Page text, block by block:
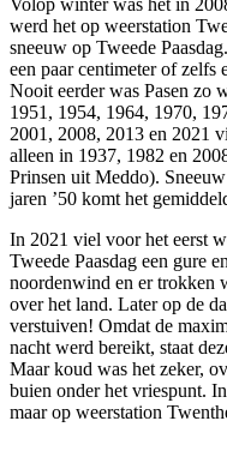
werd het op weerstation
sneeuw op Tweede
een paar centimeter of zelfs
Nooit eerder was Pasen zo
1951, 1954, 1964, 1970,
2001, 2008, 2013 en 2021
alleen in 1937, 1982 en
Prinsen uit Meddo).
jaren ’50 komt het
In 2021 viel voor het eerst
Tweede Paasdag een gure
noordenwind en er trokken
over het land. Later op de
verstuiven! Omdat de
nacht werd bereikt, staat
Maar koud was het zeker,
buien onder het vriespunt.
maar op weerstation